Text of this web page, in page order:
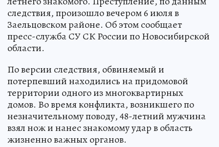
следствия, произошло вечером 6 июля в
Заельцовском районе. Об этом сообщает
пресс-служба СУ СК России по Новосибирской
области.
По версии следствия, обвиняемый и
потерпевший находились на придомовой
территории одного из многоквартирных
домов. Во время конфликта, возникшего по
незначительному поводу, 48-летний мужчина
взял нож и нанес знакомому удар в область
жизненно важных органов.